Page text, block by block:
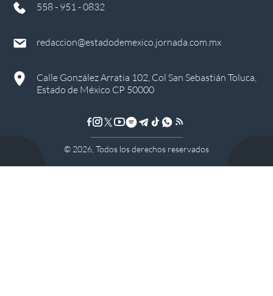
558 - 951 - 0832
redaccion@estadodemexico.jornada.com.mx
Calle González Arratia 102, Col San Sebastián Toluca,
Estado de México CP 50000
© 2026 , Todos los derechos reservados